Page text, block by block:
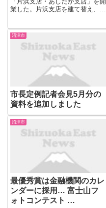
業した。片浜支店を建て替え、同
ホールを設置し、地元企業や市民
が利用できる。2階建てで延べ床
面積は約770平方メートル。両...
沼津市
市長定例記者会見5月分の
資料を追加しました
沼津市
最優秀賞は金融機関のカレ
ンダーに採用… 富士山フ
ォトコンテスト …